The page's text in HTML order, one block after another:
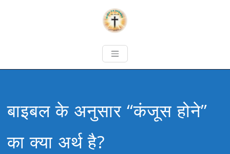
बाइबल के अनुसार “कंजूस होने”
का क्या अर्थ है?